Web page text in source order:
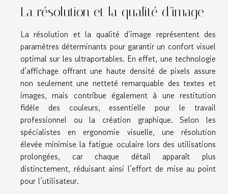
La résolution et la qualité d’image
La résolution et la qualité d’image représentent des
paramètres déterminants pour garantir un confort visuel
optimal sur les ultraportables. En effet, une technologie
d’affichage offrant une haute densité de pixels assure
non seulement une netteté remarquable des textes et
images, mais contribue également à une restitution
fidèle des couleurs, essentielle pour le travail
professionnel ou la création graphique. Selon les
spécialistes en ergonomie visuelle, une résolution
élevée minimise la fatigue oculaire lors des utilisations
prolongées, car chaque détail apparaît plus
distinctement, réduisant ainsi l’effort de mise au point
pour l’utilisateur.